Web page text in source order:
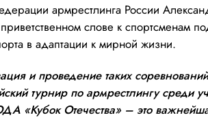
армрестлинга России
слове к спортсменам
в адаптации к мирной жизни.
и проведение таких
турнир по армрестлингу среди
«Кубок Отечества» – это